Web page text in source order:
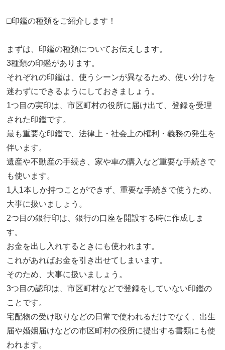
□印鑑の種類をご紹介します！
まずは、印鑑の種類についてお伝えします。
3種類の印鑑があります。
それぞれの印鑑は、使うシーンが異なるため、使い分けを
迷わずにできるようにしておきましょう。
1つ目の実印は、市区町村の役所に届け出て、登録を受理
された印鑑です。
最も重要な印鑑で、法律上・社会上の権利・義務の発生を
伴います。
遺産や不動産の手続き、家や車の購入など重要な手続きで
も使います。
1人1本しか持つことができず、重要な手続きで使うため、
大事に扱いましょう。
2つ目の銀行印は、銀行の口座を開設する時に作成しま
す。
お金を出し入れするときにも使われます。
これがあればお金を引き出せてしまいます。
そのため、大事に扱いましょう。
3つ目の認印は、市区町村などで登録をしていない印鑑の
ことです。
宅配物の受け取りなどの日常で使われるだけでなく、出生
届や婚姻届けなどの市区町村の役所に提出する書類にも使
われます。